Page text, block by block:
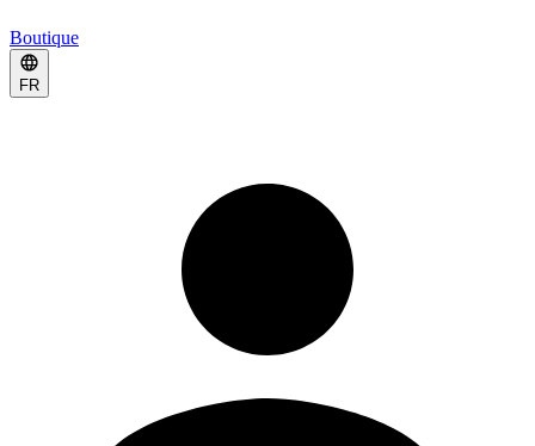
Boutique
FR